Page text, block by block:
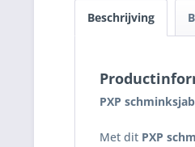
Beschrijving
PXP
Met dit PXP